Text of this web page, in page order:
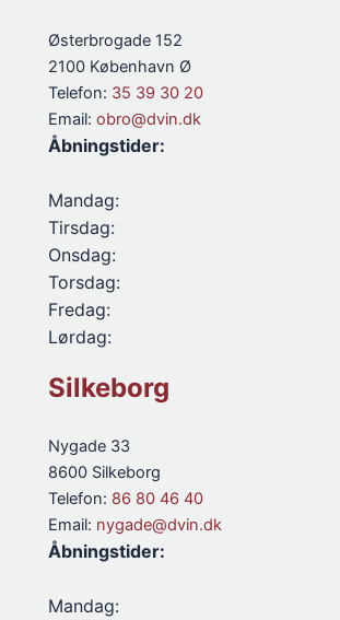
Østerbrogade 152
2100 København Ø
Telefon: 35 39 30 20
Email: obro@dvin.dk
Åbningstider:
Mandag:
Tirsdag:
Onsdag:
Torsdag:
Fredag:
Lørdag:
Silkeborg
Nygade 33
8600 Silkeborg
Telefon: 86 80 46 40
Email: nygade@dvin.dk
Åbningstider:
Mandag: